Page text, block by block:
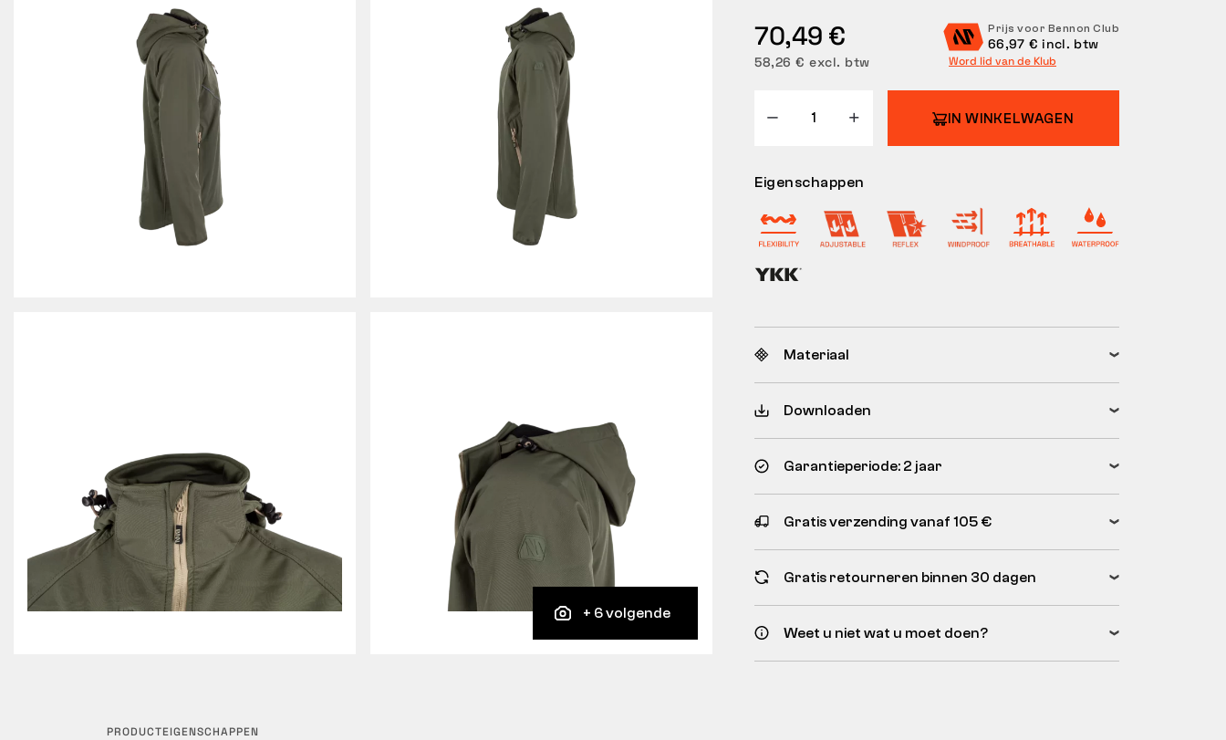
+ 6 volgende
70,49 €
58,26 € excl. btw
Prijs voor Bennon Club
66,97 € incl. btw
Word lid van de Klub
IN WINKELWAGEN
Eigenschappen
Materiaal
Downloaden
Garantieperiode: 2 jaar
Gratis verzending vanaf 105 €
Gratis retourneren binnen 30 dagen
Weet u niet wat u moet doen?
PRODUCTEIGENSCHAPPEN